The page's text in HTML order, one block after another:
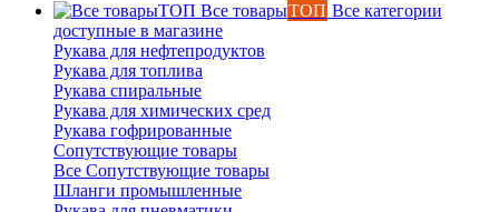
Все товарыТОП Все категории
доступные в магазине
Рукава для нефтепродуктов
Рукава для топлива
Рукава спиральные
Рукава для химических сред
Рукава гофрированные
Сопутствующие товары
Все Сопутствующие товары
Шланги промышленные